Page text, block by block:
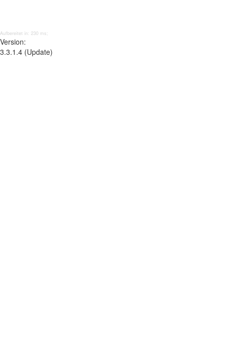
Aufbereitet in: 230 ms;
Version:
3.3.1.4 (Update)